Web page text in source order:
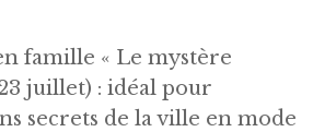
famille « Le mystère
juillet) : idéal pour
secrets de la ville en mode